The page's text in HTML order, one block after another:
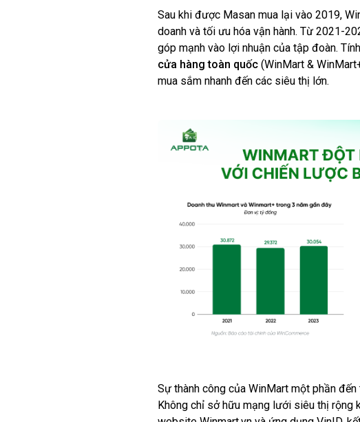
Sau khi được Masan mua lại vào 2019,
doanh và tối ưu hóa vận hành. Từ 2021-
góp mạnh vào lợi nhuận của tập đoàn.
cửa hàng toàn quốc (WinMart &
mua sắm nhanh đến các siêu thị lớn.
Sự thành công của WinMart một phần
Không chỉ sở hữu mạng lưới siêu thị rộng